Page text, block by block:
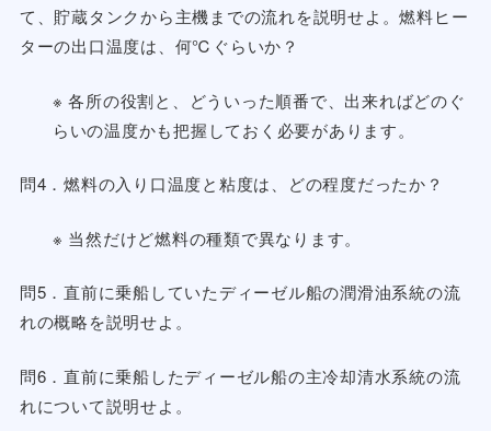
て、貯蔵タンクから主機までの流れを説明せよ。燃料ヒー
ターの出口温度は、何℃ぐらいか？
※ 各所の役割と、どういった順番で、出来ればどのぐ
らいの温度かも把握しておく必要があります。
問4．燃料の入り口温度と粘度は、どの程度だったか？
※ 当然だけど燃料の種類で異なります。
問5．直前に乗船していたディーゼル船の潤滑油系統の流
れの概略を説明せよ。
問6．直前に乗船したディーゼル船の主冷却清水系統の流
れについて説明せよ。